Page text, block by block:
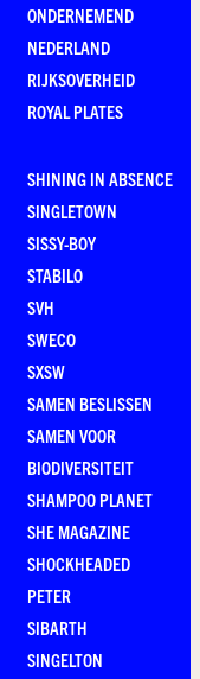
ONDERNEMEND
NEDERLAND
RIJKSOVERHEID
ROYAL PLATES
SHINING IN ABSENCE
SINGLETOWN
SISSY-BOY
STABILO
SVH
SWECO
SXSW
SAMEN BESLISSEN
SAMEN VOOR
BIODIVERSITEIT
SHAMPOO PLANET
SHE MAGAZINE
SHOCKHEADED
PETER
SIBARTH
SINGELTON